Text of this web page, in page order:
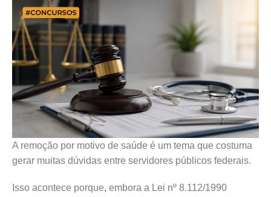
A remoção por motivo de saúde é um tema que costuma
gerar muitas dúvidas entre servidores públicos federais.
Isso acontece porque, embora a Lei nº 8.112/1990